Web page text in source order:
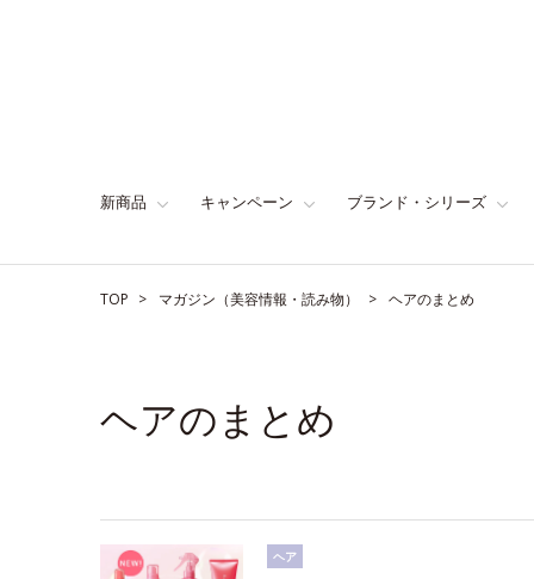
新商品 キャンペーン ブランド・シリーズ
TOP マガジン（美容情報・読み物） ヘアのまとめ
ヘアのまとめ
ヘア